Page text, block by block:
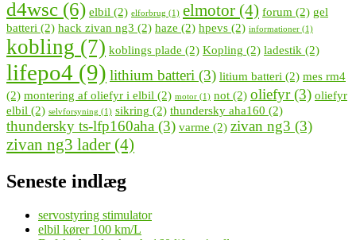
d4wsc (6) elbil (2) elforbrug (1) elmotor (4) forum (2) gel
batteri (2) hack zivan ng3 (2) haze (2) hpevs (2) informationer (1)
kobling (7) koblings plade (2) Kopling (2) ladestik (2)
lifepo4 (9) lithium batteri (3) litium batteri (2) mes rm4
(2) montering af oliefyr i elbil (2) motor (1) not (2) oliefyr(3) oliefyr
elbil (2) selvforsyning (1) sikring (2) thundersky aha160 (2)
thundersky ts-lfp160aha (3) varme (2) zivan ng3 (3)
zivan ng3 lader (4)
Seneste indlæg
servostyring stimulator
elbil kører 100 km/L